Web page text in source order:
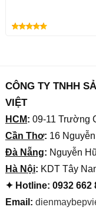
CÔNG TY TNHH
VIỆT
HCM: 09-11 Trường
Cần Thơ: 16
Đà Nẵng: Nguyễn
Hà Nội: KDT Tây
✦ Hotline: 0932 662
Email: